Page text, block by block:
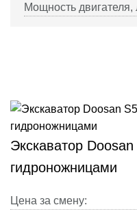
Мощность двигателя,
Экскаватор
гидроножницами
Цена за смену: